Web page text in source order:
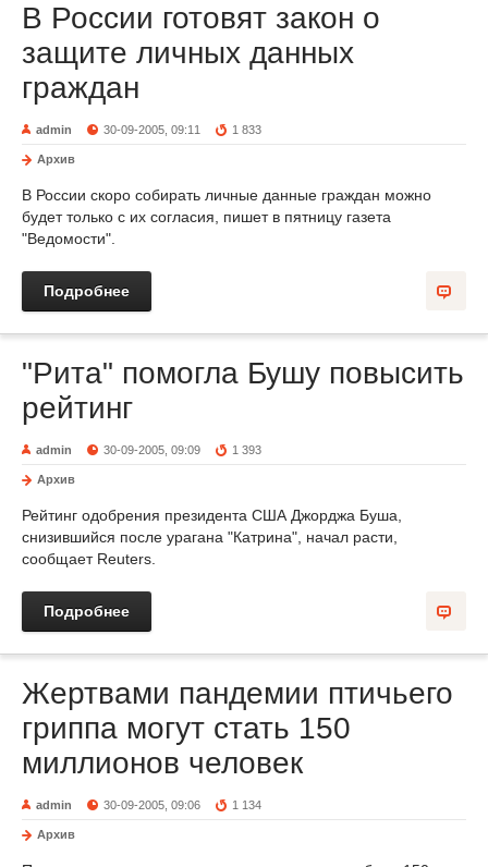
В России готовят закон о
защите личных данных
граждан
admin 30-09-2005, 09:11 1 833
Архив
В России скоро собирать личные данные граждан можно
будет только с их согласия, пишет в пятницу газета
"Ведомости".
Подробнее
"Рита" помогла Бушу повысить
рейтинг
admin 30-09-2005, 09:09 1 393
Архив
Рейтинг одобрения президента США Джорджа Буша,
снизившийся после урагана "Катрина", начал расти,
сообщает Reuters.
Подробнее
Жертвами пандемии птичьего
гриппа могут стать 150
миллионов человек
admin 30-09-2005, 09:06 1 134
Архив